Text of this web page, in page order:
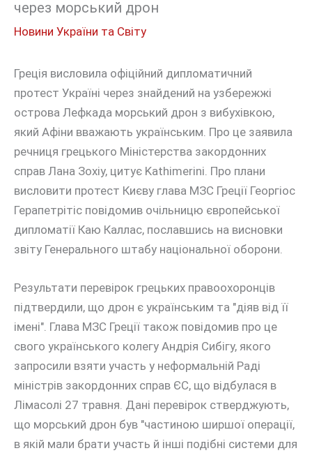
через морський дрон
Новини України та Світу
Греція висловила офіційний дипломатичний
протест Україні через знайдений на узбережжі
острова Лефкада морський дрон з вибухівкою,
який Афіни вважають українським. Про це заявила
речниця грецького Міністерства закордонних
справ Лана Зохіу, цитує Kathimerini. Про плани
висловити протест Києву глава МЗС Греції Георгіос
Герапетрітіс повідомив очільницю європейської
дипломатії Каю Каллас, пославшись на висновки
звіту Генерального штабу національної оборони.
Результати перевірок грецьких правоохоронців
підтвердили, що дрон є українським та "діяв від її
імені". Глава МЗС Греції також повідомив про це
свого українського колегу Андрія Сибігу, якого
запросили взяти участь у неформальній Раді
міністрів закордонних справ ЄС, що відбулася в
Лімасолі 27 травня. Дані перевірок стверджують,
що морський дрон був "частиною ширшої операції,
в якій мали брати участь й інші подібні системи для